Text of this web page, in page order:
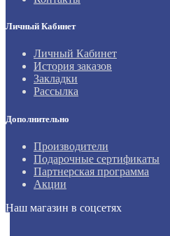
Личный Кабинет
Личный Кабинет
История заказов
Закладки
Рассылка
Дополнительно
Производители
Подарочные сертификаты
Партнерская программа
Акции
Наш магазин в соцсетях